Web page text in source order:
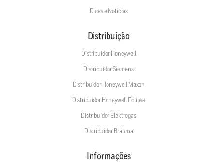
Dicas e Notícias
Distribuição
Distribuidor Honeywell
Distribuidor Siemens
Distribuidor Honeywell Maxon
Distribuidor Honeywell Eclipse
Distribuidor Elektrogas
Distribuidor Brahma
Informações